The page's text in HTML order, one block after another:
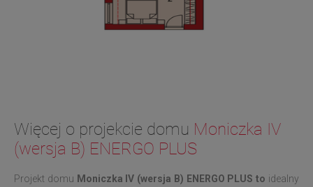
Więcej o projekcie domu Moniczka IV
(wersja B) ENERGO PLUS
Projekt domu Moniczka IV (wersja B) ENERGO PLUS to idealny